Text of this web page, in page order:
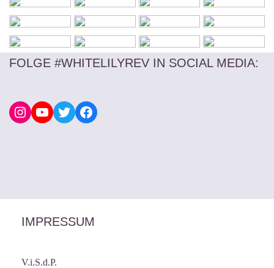
FOLGE #WHITELILYREV IN SOCIAL MEDIA:
IMPRESSUM
V.i.S.d.P.